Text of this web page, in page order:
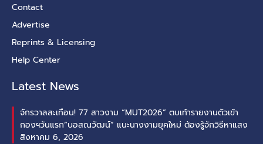
Contact
Advertise
Reprints & Licensing
Help Center
Latest News
จักรวาลสะเทือน! 77 สาวงาม “MUT2026” ตบเท้ารายงานตัวเข้า
กองฯวันแรก“บอสณวัฒน์” แนะนางงามยุคใหม่ ต้องรู้จักวิธีหาแสง
สิงหาคม 6, 2026